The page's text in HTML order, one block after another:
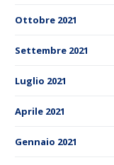
Ottobre 2021
Settembre 2021
Luglio 2021
Aprile 2021
Gennaio 2021